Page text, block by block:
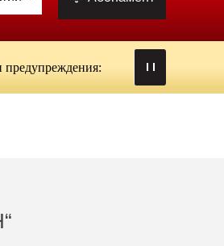
от вируси и ухапвания от